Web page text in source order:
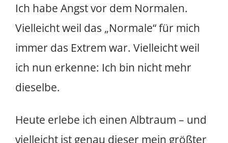
Ich habe Angst vor dem Normalen.
Vielleicht weil das „Normale“ für mich
immer das Extrem war. Vielleicht weil
ich nun erkenne: Ich bin nicht mehr
dieselbe.
Heute erlebe ich einen Albtraum – und
vielleicht ist genau dieser mein größter